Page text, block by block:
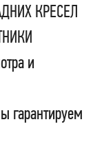
КРЕСЕЛ
и
гарантируем